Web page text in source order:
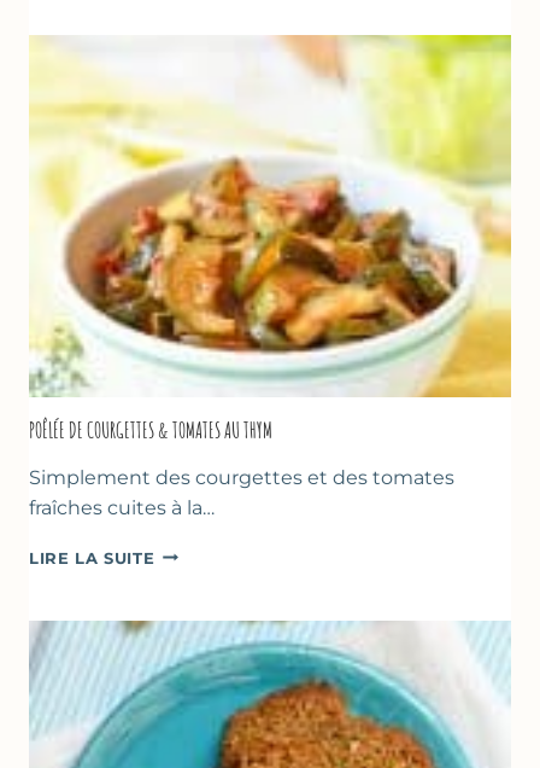
POÊLÉE DE COURGETTES & TOMATES AU THYM
Simplement des courgettes et des tomates
fraîches cuites à la…
LIRE LA SUITE POÊLÉE
&
TOMATES
AU
THYM